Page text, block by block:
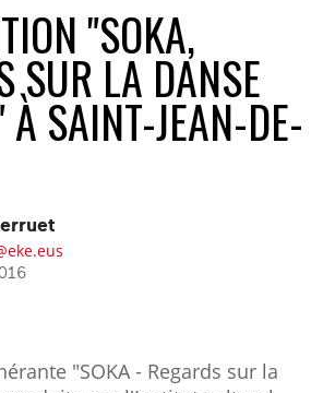
"SOKA,
SUR LA DANSE
À SAINT-JEAN-DE-
"SOKA - Regards sur la